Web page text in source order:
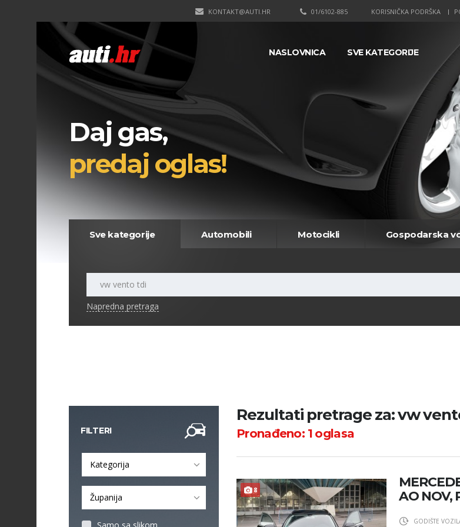
KORISNIČKA PODRŠKA
01/6102-885
KONTAKT@AUTI.HR
NASLOVNICA SVE KATEGORIJE
Daj gas,
predaj oglas!
Sve kategorije Automobili Motocikli Gospodarska
Napredna pretraga
FILTERI
Kategorija
Županija
Rezultati pretrage za: vw
Pronađeno: 1oglasa
8
AO NOV,
GODIŠTE